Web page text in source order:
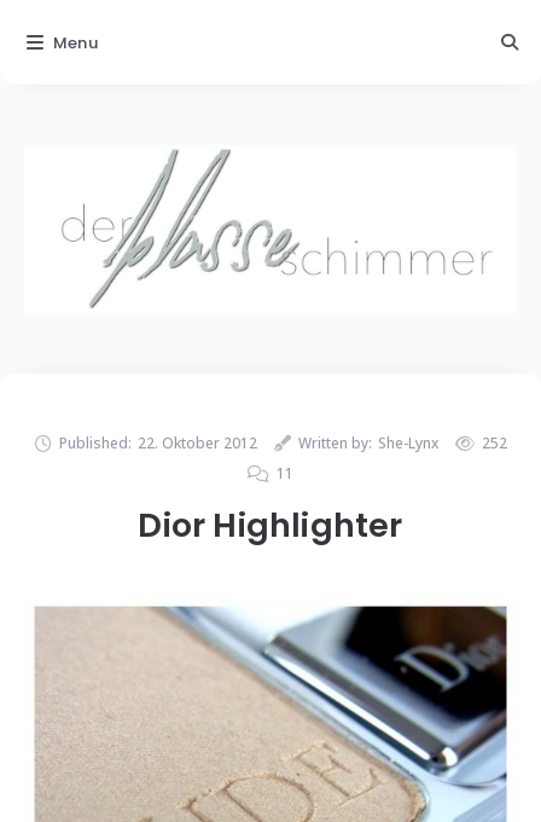
Published: 22. Oktober 2012 Written by: She-Lynx
252
11
Dior Highlighter
Menu